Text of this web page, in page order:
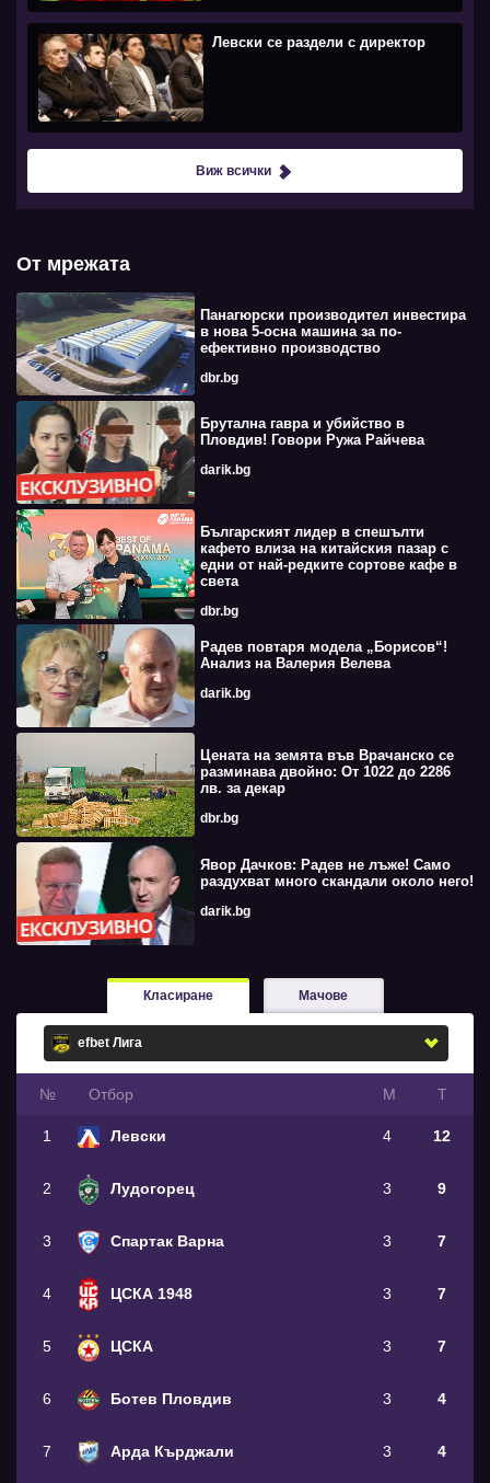
Левски се раздели с директор
Виж всички
От мрежата
Панагюрски производител инвестира
в нова 5-осна машина за по-
ефективно производство
dbr.bg
Брутална гавра и убийство в
Пловдив! Говори Ружа Райчева
darik.bg
Българският лидер в спешълти
кафето влиза на китайския пазар с
едни от най-редките сортове кафе в
света
dbr.bg
Радев повтаря модела „Борисов“!
Анализ на Валерия Велева
darik.bg
Цената на земята във Врачанско се
разминава двойно: От 1022 до 2286
лв. за декар
dbr.bg
Явор Дачков: Радев не лъже! Само
раздухват много скандали около него!
darik.bg
Класиране Мачове
№ Oтбор М Т
1 Левски 4 12
2 Лудогорец 3 9
3 Спартак Варна 3 7
4 ЦСКА 1948 3 7
5 ЦСКА 3 7
6 Ботев Пловдив 3 4
7 Арда Кърджали 3 4